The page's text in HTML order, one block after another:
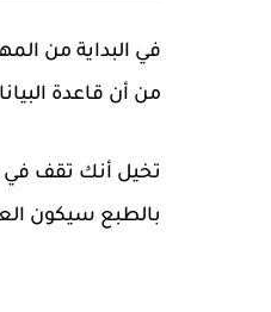
في البداية من
من أن قاعدة
تخيل أنك تقف في
بالطبع سيكون